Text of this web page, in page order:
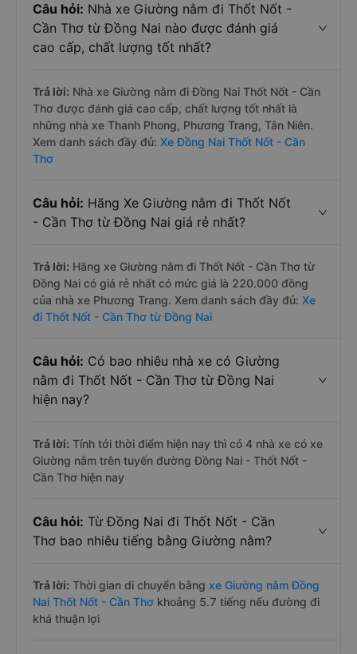
Câu hỏi: Nhà xe Giường nằm đi Thốt Nốt -
Cần Thơ từ Đồng Nai nào được đánh giá
cao cấp, chất lượng tốt nhất?
Trả lời: Nhà xe Giường nằm đi Đồng Nai Thốt Nốt - Cần
Thơ được đánh giá cao cấp, chất lượng tốt nhất là
những nhà xe Thanh Phong, Phương Trang, Tân Niên.
Xem danh sách đầy đủ: Xe Đồng Nai Thốt Nốt - Cần
Thơ
Câu hỏi: Hãng Xe Giường nằm đi Thốt Nốt
- Cần Thơ từ Đồng Nai giá rẻ nhất?
Trả lời: Hãng xe Giường nằm đi Thốt Nốt - Cần Thơ từ
Đồng Nai có giá rẻ nhất có mức giá là 220.000 đồng
của nhà xe Phương Trang. Xem danh sách đầy đủ: Xe
đi Thốt Nốt - Cần Thơ từ Đồng Nai
Câu hỏi: Có bao nhiêu nhà xe có Giường
nằm đi Thốt Nốt - Cần Thơ từ Đồng Nai
hiện nay?
Trả lời: Tính tới thời điểm hiện nay thì có 4 nhà xe có xe
Giường nằm trên tuyến đường Đồng Nai - Thốt Nốt -
Cần Thơ hiện nay
Câu hỏi: Từ Đồng Nai đi Thốt Nốt - Cần
Thơ bao nhiêu tiếng bằng Giường nằm?
Trả lời: Thời gian di chuyển bằng xe Giường nằm Đồng
Nai Thốt Nốt - Cần Thơ khoảng 5.7 tiếng nếu đường đi
khá thuận lợi